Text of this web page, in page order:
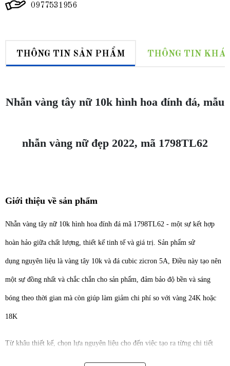
0977531956
THÔNG TIN SẢN PHẨM THÔNG TIN
Nhẫn vàng tây nữ 10k hình hoa đính đá, mẫu
nhẫn vàng nữ đẹp 2022, mã 1798TL62
Giới thiệu về sản phẩm
Nhẫn vàng tây nữ 10k hình hoa đính đá mã 1798TL62 - một sự kết hợp
hoàn hảo giữa chất lượng, thiết kế tinh tế và giá trị. Sản phẩm sử
dụng nguyên liệu là vàng tây 10k và đá cubic zicron 5A, Điều này tạo nên
một sự đồng nhất và chắc chắn cho sản phẩm, đảm bảo độ bền và sáng
bóng theo thời gian mà còn giúp làm giảm chi phí so với vàng 24K hoặc
18K
Từ khâu thiết kế, chọn lựa nguyên liệu cho đến việc tạo ra từng chi tiết
nhỏ, Từ việc tạo hình cho dáng nhẫn đến việc chế tác các chi tiết nhỏ